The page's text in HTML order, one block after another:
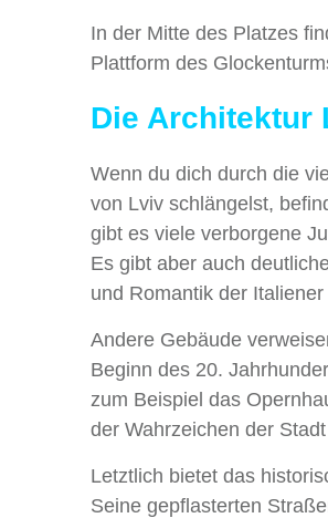
In der Mitte des Platzes
Plattform des
Die Architektur
Wenn du dich durch die
von Lviv schlängelst,
gibt es viele verborgene
Es gibt aber auch
und Romantik der Italiener
Andere Gebäude
Beginn des 20.
zum Beispiel das
der Wahrzeichen der
Letztlich bietet das
Seine gepflasterten